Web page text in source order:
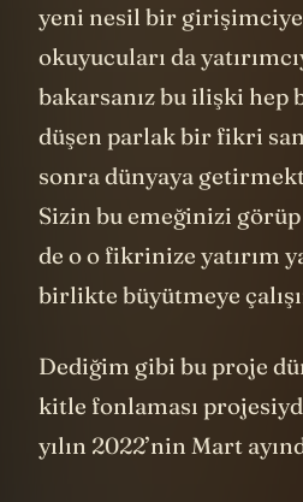
yeni nesil bir
okuyucuları da
bakarsanız bu ilişki hep
düşen parlak bir fikri
sonra dünyaya
Sizin bu emeğinizi
de o o fikrinize yatırım
birlikte büyütmeye
Dediğim gibi bu proje
kitle fonlaması
yılın 2022’nin Mart